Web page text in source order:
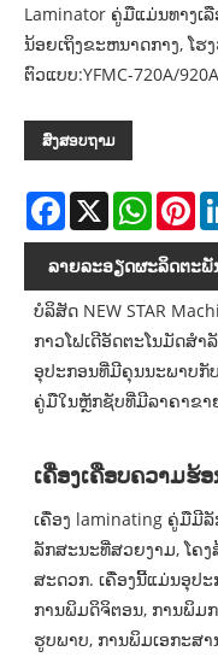
Laminator ຄູ່ມືແມ່ນທາງ
ນ້ອຍເຖິງຂະຫນາດກາງ, ໂຮ
ຕົວແບບ:YFMC-720A/
ສົ່ງສອບຖາມ
Facebook
X
ລາຍ​ລະ​ອຽດ​ຜະ​ລິດ​ຕະ​ພັ
ບໍລິສັດ NEW STAR
ກາວໂຟເດີອັດຕະໂນມັດສໍາ
ອຸປະກອນທີ່ມີຄຸນນະພາບກັ
ຄູ່ມືໃນຫຼັກຊັບທີ່ມີລາຄາຂາ
ເຄື່ອງເຄືອບຄວາມຮ້
ເຄື່ອງ laminating ຄູ່ມືມີ
ລັກສະນະທີ່ສວຍງາມ, ໂຄ
ສະດວກ. ເຄື່ອງນີ້ແມ່ນອຸປ
ການພິມດິຈິຕອນ, ການພິມ
ຮູບພາບ, ການພິມເອກະສ